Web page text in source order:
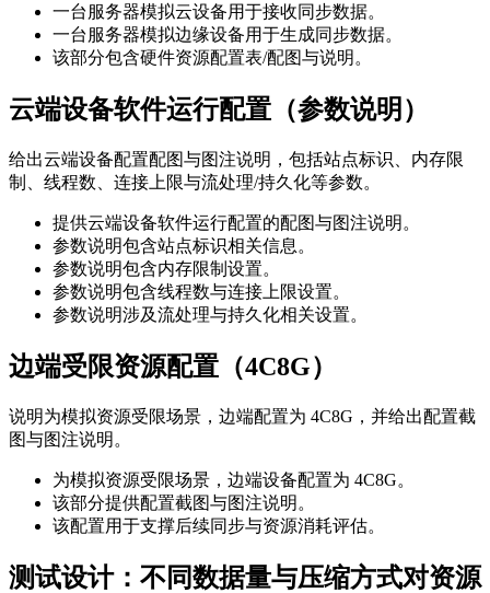
一台服务器模拟云设备用于接收同步数据。
一台服务器模拟边缘设备用于生成同步数据。
该部分包含硬件资源配置表/配图与说明。
云端设备软件运行配置（参数说明）
给出云端设备配置配图与图注说明，包括站点标识、内存限
制、线程数、连接上限与流处理/持久化等参数。
提供云端设备软件运行配置的配图与图注说明。
参数说明包含站点标识相关信息。
参数说明包含内存限制设置。
参数说明包含线程数与连接上限设置。
参数说明涉及流处理与持久化相关设置。
边端受限资源配置（4C8G）
说明为模拟资源受限场景，边端配置为 4C8G，并给出配置截
图与图注说明。
为模拟资源受限场景，边端设备配置为 4C8G。
该部分提供配置截图与图注说明。
该配置用于支撑后续同步与资源消耗评估。
测试设计：不同数据量与压缩方式对资源